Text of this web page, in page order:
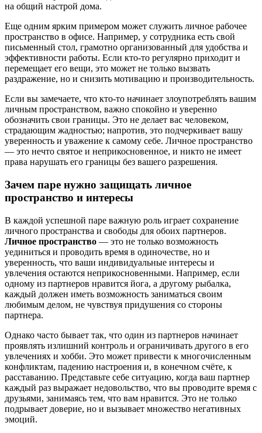
на общий настрой дома.
Еще одним ярким примером может служить личное рабочее
пространство в офисе. Например, у сотрудника есть свой
письменный стол, грамотно организованный для удобства и
эффективности работы. Если кто-то регулярно приходит и
перемещает его вещи, это может не только вызвать
раздражение, но и снизить мотивацию и производительность.
Если вы замечаете, что кто-то начинает злоупотреблять вашим
личным пространством, важно спокойно и уверенно
обозначить свои границы. Это не делает вас человеком,
страдающим жадностью; напротив, это подчеркивает вашу
уверенность и уважение к самому себе. Личное пространство
— это нечто святое и неприкосновенное, и никто не имеет
права нарушать его границы без вашего разрешения.
Зачем паре нужно защищать личное
пространство и интересы
В каждой успешной паре важную роль играет сохранение
личного пространства и свободы для обоих партнеров.
Личное пространство — это не только возможность
уединиться и проводить время в одиночестве, но и
уверенность, что ваши индивидуальные интересы и
увлечения остаются неприкосновенными. Например, если
одному из партнеров нравится йога, а другому рыбалка,
каждый должен иметь возможность заниматься своим
любимым делом, не чувствуя придушения со стороны
партнера.
Однако часто бывает так, что один из партнеров начинает
проявлять излишний контроль и ограничивать другого в его
увлечениях и хобби. Это может привести к многочисленным
конфликтам, падению настроения и, в конечном счёте, к
расставанию. Представьте себе ситуацию, когда ваш партнер
каждый раз выражает недовольство, что вы проводите время с
друзьями, занимаясь тем, что вам нравится. Это не только
подрывает доверие, но и вызывает множество негативных
эмоций.